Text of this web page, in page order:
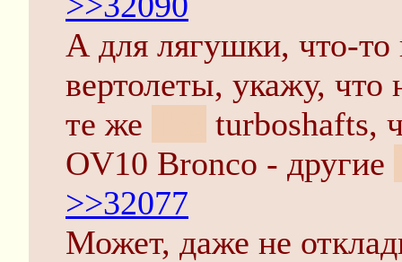
А для лягушки, что-то
вертолеты, укажу,
те же
turboshafts,
OV10 Bronco - другие
>>32077
Может, даже не